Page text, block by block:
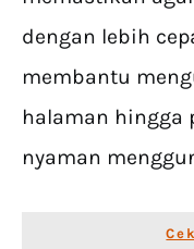
dengan lebih
membantu
halaman hingga
nyaman